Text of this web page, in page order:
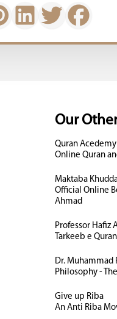
Our
Quran
Online Quran
Maktaba
Official Online
Ahmad
Professor Hafiz
Tarkeeb e Quran
Dr. Muhammad
Philosophy -
Give up Riba
An Anti Riba